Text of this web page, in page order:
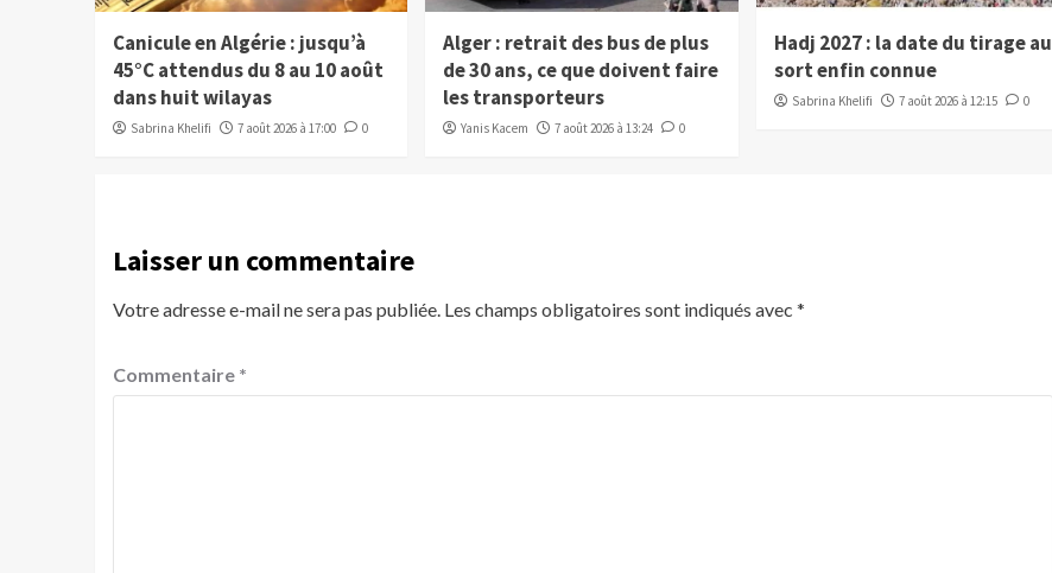
Canicule en Algérie : jusqu’à
45°C attendus du 8 au 10 août
dans huit wilayas
Sabrina Khelifi 7 août 2026 à 17:00 0
Alger : retrait des bus de plus
de 30 ans, ce que doivent faire
les transporteurs
Yanis Kacem 7 août 2026 à 13:24 0
Hadj 2027 : la date du tirage au
sort enfin connue
Sabrina Khelifi 7 août 2026 à 12:15 0
Laisser un commentaire
Votre adresse e-mail ne sera pas publiée. Les champs obligatoires sont indiqués avec *
Commentaire *